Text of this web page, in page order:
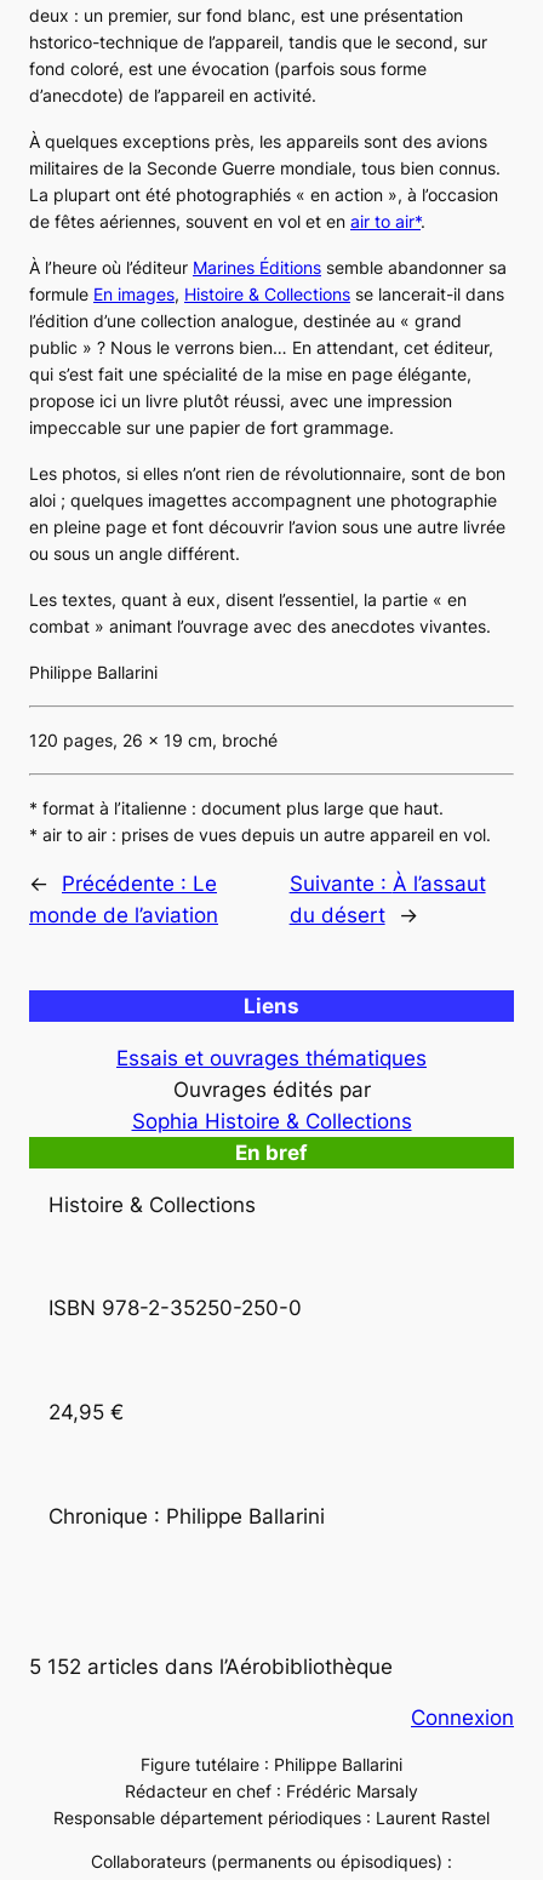
deux : un premier, sur fond blanc, est une présentation
hstorico-technique de l’appareil, tandis que le second, sur
fond coloré, est une évocation (parfois sous forme
d’anecdote) de l’appareil en activité.
À quelques exceptions près, les appareils sont des avions
militaires de la Seconde Guerre mondiale, tous bien connus.
La plupart ont été photographiés « en action », à l’occasion
de fêtes aériennes, souvent en vol et en air to air*.
À l’heure où l’éditeur Marines Éditions semble abandonner sa
formule En images, Histoire & Collections se lancerait-il dans
l’édition d’une collection analogue, destinée au « grand
public » ? Nous le verrons bien… En attendant, cet éditeur,
qui s’est fait une spécialité de la mise en page élégante,
propose ici un livre plutôt réussi, avec une impression
impeccable sur une papier de fort grammage.
Les photos, si elles n’ont rien de révolutionnaire, sont de bon
aloi ; quelques imagettes accompagnent une photographie
en pleine page et font découvrir l’avion sous une autre livrée
ou sous un angle différent.
Les textes, quant à eux, disent l’essentiel, la partie « en
combat » animant l’ouvrage avec des anecdotes vivantes.
Philippe Ballarini
120 pages, 26 x 19 cm, broché
* format à l’italienne : document plus large que haut.
* air to air : prises de vues depuis un autre appareil en vol.
← Précédente : Le
monde de l’aviation
Suivante : À l’assaut
du désert
→
Liens
Essais et ouvrages thématiques
Ouvrages édités par
Sophia Histoire & Collections
En bref
Histoire & Collections
ISBN 978-2-35250-250-0
24,95 €
Chronique : Philippe Ballarini
5 152 articles dans l’Aérobibliothèque
Connexion
Figure tutélaire : Philippe Ballarini
Rédacteur en chef : Frédéric Marsaly
Responsable département périodiques : Laurent Rastel
Collaborateurs (permanents ou épisodiques) :